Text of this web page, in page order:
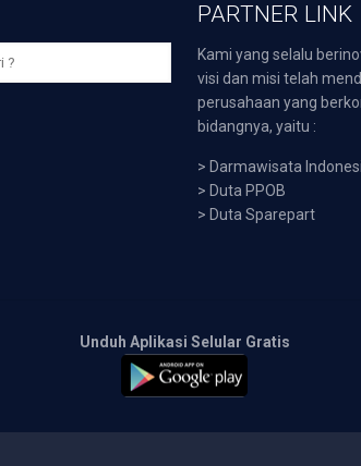
PARTNER LINK
Kami yang selalu
visi dan misi telah
perusahaan yang
bidangnya, yaitu :
> Darmawisata
> Duta PPOB
> Duta Sparepart
Unduh Aplikasi Selular Gratis